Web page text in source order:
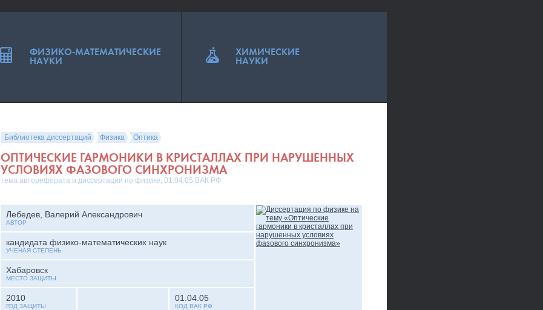
Библиотека диссертаций Физика Оптика
ОПТИЧЕСКИЕ ГАРМОНИКИ В КРИСТАЛЛАХ ПРИ НАРУШЕННЫХ
УСЛОВИЯХ ФАЗОВОГО СИНХРОНИЗМА
тема автореферата и диссертации по физике, 01.04.05 ВАК РФ
Лебедев, Валерий Александрович
АВТОР
кандидата физико-математических наук
УЧЕНАЯ СТЕПЕНЬ
Хабаровск
МЕСТО ЗАЩИТЫ
2010
ГОД ЗАЩИТЫ
01.04.05
КОД ВАК РФ
ФИЗИКО-МАТЕМАТИЧЕСКИЕ
НАУКИ
ХИМИЧЕСКИЕ
НАУКИ